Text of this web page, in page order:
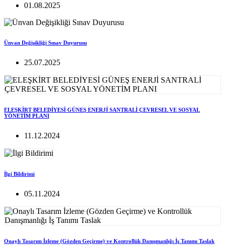
01.08.2025
Ünvan Değişikliği Sınav Duyurusu
25.07.2025
ELEŞKİRT BELEDİYESİ GÜNEŞ ENERJİ SANTRALİ ÇEVRESEL VE SOSYAL
YÖNETİM PLANI
11.12.2024
İlgi Bildirimi
05.11.2024
Onaylı Tasarım İzleme (Gözden Geçirme) ve Kontrollük Danışmanlığı İş Tanımı Taslak